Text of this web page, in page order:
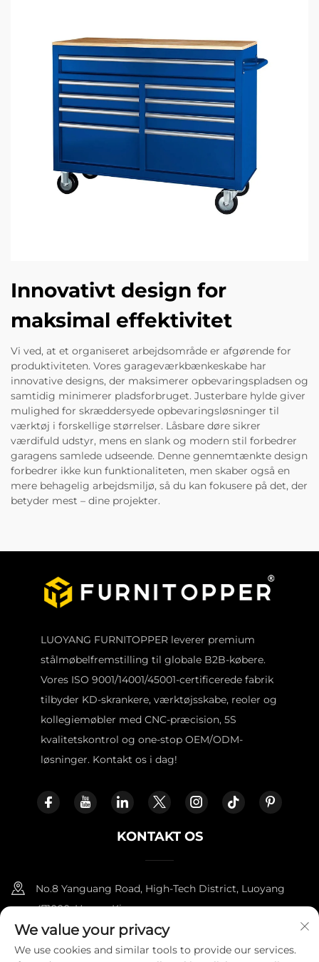
Innovativt design for
maksimal effektivitet
Vi ved, at et organiseret arbejdsområde er afgørende for
produktiviteten. Vores garageværkbænkeskabe har
innovative designs, der maksimerer opbevaringspladsen og
samtidig minimerer pladsforbruget. Justerbare hylde giver
mulighed for skræddersyede opbevaringsløsninger til
værktøj i forskellige størrelser. Låsbare døre sikrer
værdifuld udstyr, mens en slank og modern stil forbedrer
garagens samlede udseende. Denne gennemtænkte design
forbedrer ikke kun funktionaliteten, men skaber også en
mere behagelig arbejdsmiljø, så du kan fokusere på det, der
betyder mest – dine projekter.
LUOYANG FURNITOPPER leverer premium
stålmøbelfremstilling til globale B2B-købere.
Vores ISO 9001/14001/45001-certificerede fabrik
tilbyder KD-skrankere, værktøjsskabe, reoler og
kollegiemøbler med CNC-præcision, 5S
kvalitetskontrol og one-stop OEM/ODM-
løsninger. Kontakt os i dag!
KONTAKT OS
No.8 Yanguang Road, High-Tech District, Luoyang
471000, Henan, Kina.
+86-18338800729
We value your privacy
We use cookies and similar tools to provide our services.